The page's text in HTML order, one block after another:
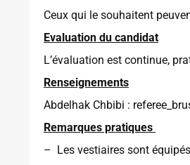
Ceux qui le souhaitent
Evaluation du candidat
L’évaluation est continue,
Renseignements
Abdelhak Chbibi :
Remarques pratiques
– Les vestiaires sont